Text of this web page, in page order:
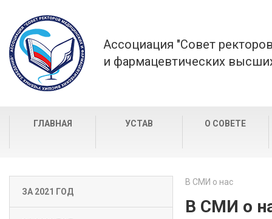
Ассоциация "Совет
и фармацевтических
ГЛАВНАЯ УСТАВ О СОВЕТЕ
ЗА 2021 ГОД
В СМИ о нас
В СМИ о